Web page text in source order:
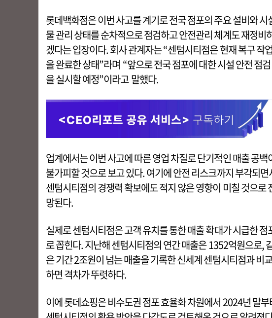
롯데백화점은 이번 사고를 계기로 전국 점포의 주요 설비와 시
물 관리 상태를 순차적으로 점검하고 안전관리 체계도 재정비
겠다는 입장이다. 회사 관계자는 “센텀시티점은 현재 복구 작
을 완료한 상태”라며 “앞으로 전국 점포에 대한 시설 안전 점검
을 실시할 예정”이라고 말했다.
업계에서는 이번 사고에 따른 영업 차질로 단기적인 매출 공백
불가피할 것으로 보고 있다. 여기에 안전 리스크까지 부각되면
센텀시티점의 경쟁력 확보에도 적지 않은 영향이 미칠 것으로
망된다.
실제로 센텀시티점은 고객 유치를 통한 매출 확대가 시급한 점
로 꼽힌다. 지난해 센텀시티점의 연간 매출은 1352억원으로,
은 기간 2조원이 넘는 매출을 기록한 신세계 센텀시티점과 비교
하면 격차가 뚜렷하다.
이에 롯데쇼핑은 비수도권 점포 효율화 차원에서 2024년 말부